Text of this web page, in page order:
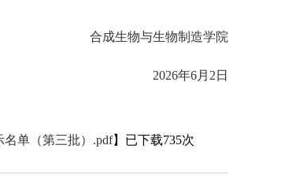
合成生物与生物制造学院
2026年6月2日
单（第三批）.pdf】已下载735次